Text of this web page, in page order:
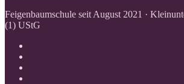
Feigenbaumschule seit August 2021 ·
(1) UStG